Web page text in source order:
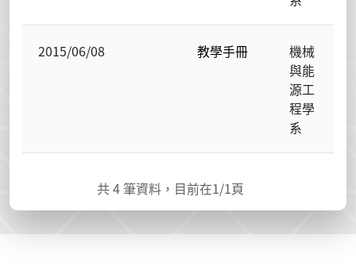
2015/06/08 教學手冊
機械
與能
源工
程學
系
共4 筆資料，目前在1/1頁